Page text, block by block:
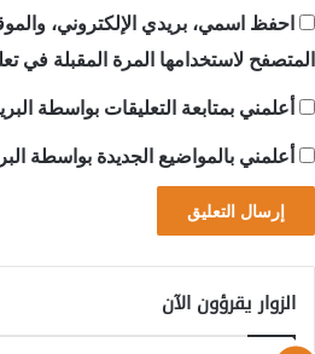
احفظ اسمي، بريدي الإلكتروني،
المتصفح لاستخدامها المرة المقبلة في
أعلمني بمتابعة التعليقات بواسطة
أعلمني بالمواضيع الجديدة بواسطة
الزوار يقرؤون الآن